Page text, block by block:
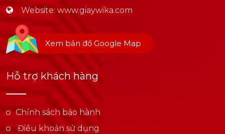
Website: www.giaywika.com
Xem bản đồ Google Map
Hỗ trợ khách hàng
Chính sách bảo hành
Điều khoản sử dụng